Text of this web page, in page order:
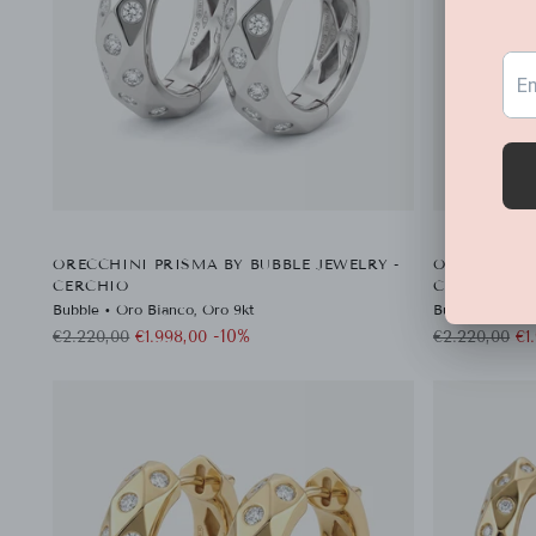
ORECCHINI PRISMA BY BUBBLE JEWELRY -
CERCHIO
Bubble • Oro Bianco, Oro 9kt
Prezzo
€2.220,00 €1.998,00 -10%
ORECCHINI
CERCHIO
Bubble • Oro
Prezzo
€2.220,00